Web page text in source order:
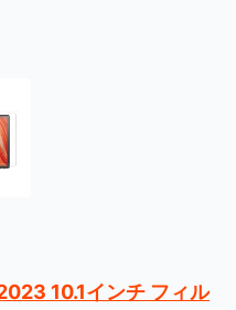
10.1インチ フィル